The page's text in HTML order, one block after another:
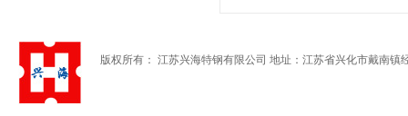
版权所有： 江苏兴海特钢有限公司 地址：江苏省兴化市戴南镇